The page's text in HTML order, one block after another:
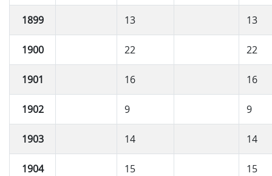
1899 13 13
1900 22 22
1901 16 16
1902 9 9
1903 14 14
1904 15 15